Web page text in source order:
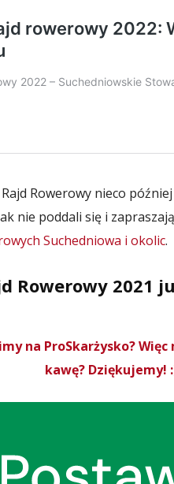
Rowerowy nieco
nie poddali się i
Suchedniowa i okolic.
Rowerowy 2021
na ProSkarżysko?
kawę? Dziękujemy!